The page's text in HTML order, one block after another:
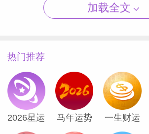
景。处女座新月照亮了你的第
你的收入能轻松的增加。如
要再努力一点点，新月还会
10月开始之前出现了另一个
加载全文
热门推荐
2026星运 马年运势 一生财运